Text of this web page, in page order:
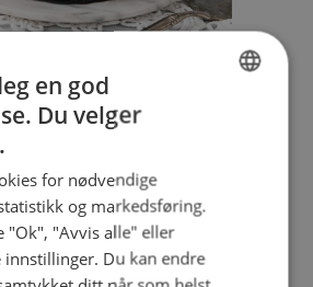
kr
en god
Du velger
for nødvendige
og markedsføring.
"Ok", "Avvis alle" eller
innstillinger. Du kan endre